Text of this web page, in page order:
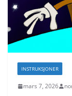
INSTRUKSJONER
mars 7, 2026